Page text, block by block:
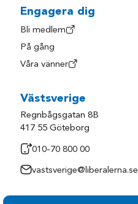
Engagera dig
Bli medlem
På gång
Våra vänner
Västsverige
Regnbågsgatan 8B
417 55 Göteborg
010-70 800 00
vastsverige@liberalerna.se